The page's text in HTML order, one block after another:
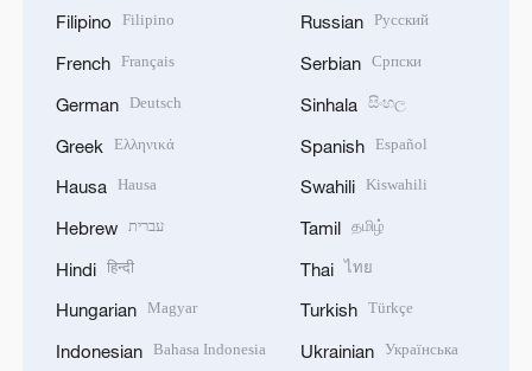
Filipino Filipino
French Français
German Deutsch
Greek Ελληνικά
Hausa Hausa
Hebrew עברית
Hindi हिन्दी
Hungarian Magyar
Indonesian Bahasa Indonesia
Russian Русский
Serbian Српски
Sinhala සිංහල
Spanish Español
Swahili Kiswahili
Tamil தமிழ்
Thai ไทย
Turkish Türkçe
Ukrainian Українська